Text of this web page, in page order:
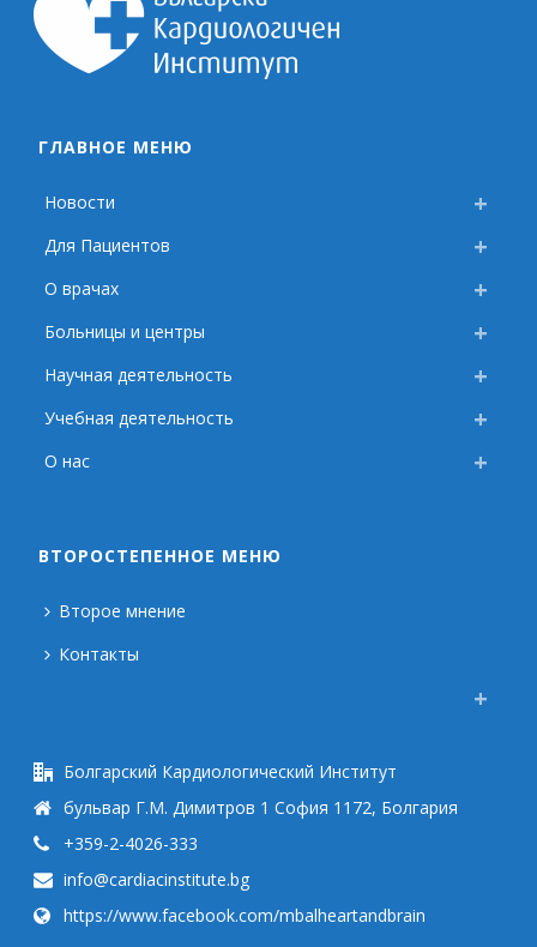
ГЛАВНОЕ МЕНЮ
Новости
Для Пациентов
О врачах
Больницы и центры
Научная деятельность
Учебная деятельность
О нас
ВТОРОСТЕПЕННОЕ МЕНЮ
Второе мнение
Контакты
Болгарский Кардиологический Институт
бульвар Г.М. Димитров 1 София 1172, Болгария
+359-2-4026-333
info@cardiacinstitute.bg
https://www.facebook.com/mbalheartandbrain